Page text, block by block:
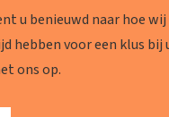
u benieuwd naar hoe
hebben voor een klus bij
ons op.